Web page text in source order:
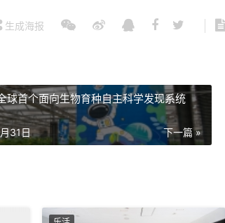
生成海报
球首个面向生物育种自主科学发现系统
下一篇 »
31日